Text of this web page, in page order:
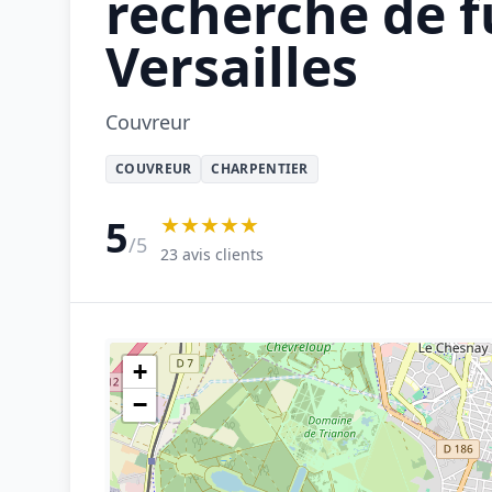
Versailles
Couvreur
COUVREUR CHARPENTIER
5/5
★★★★★
23 avis clients
+
−